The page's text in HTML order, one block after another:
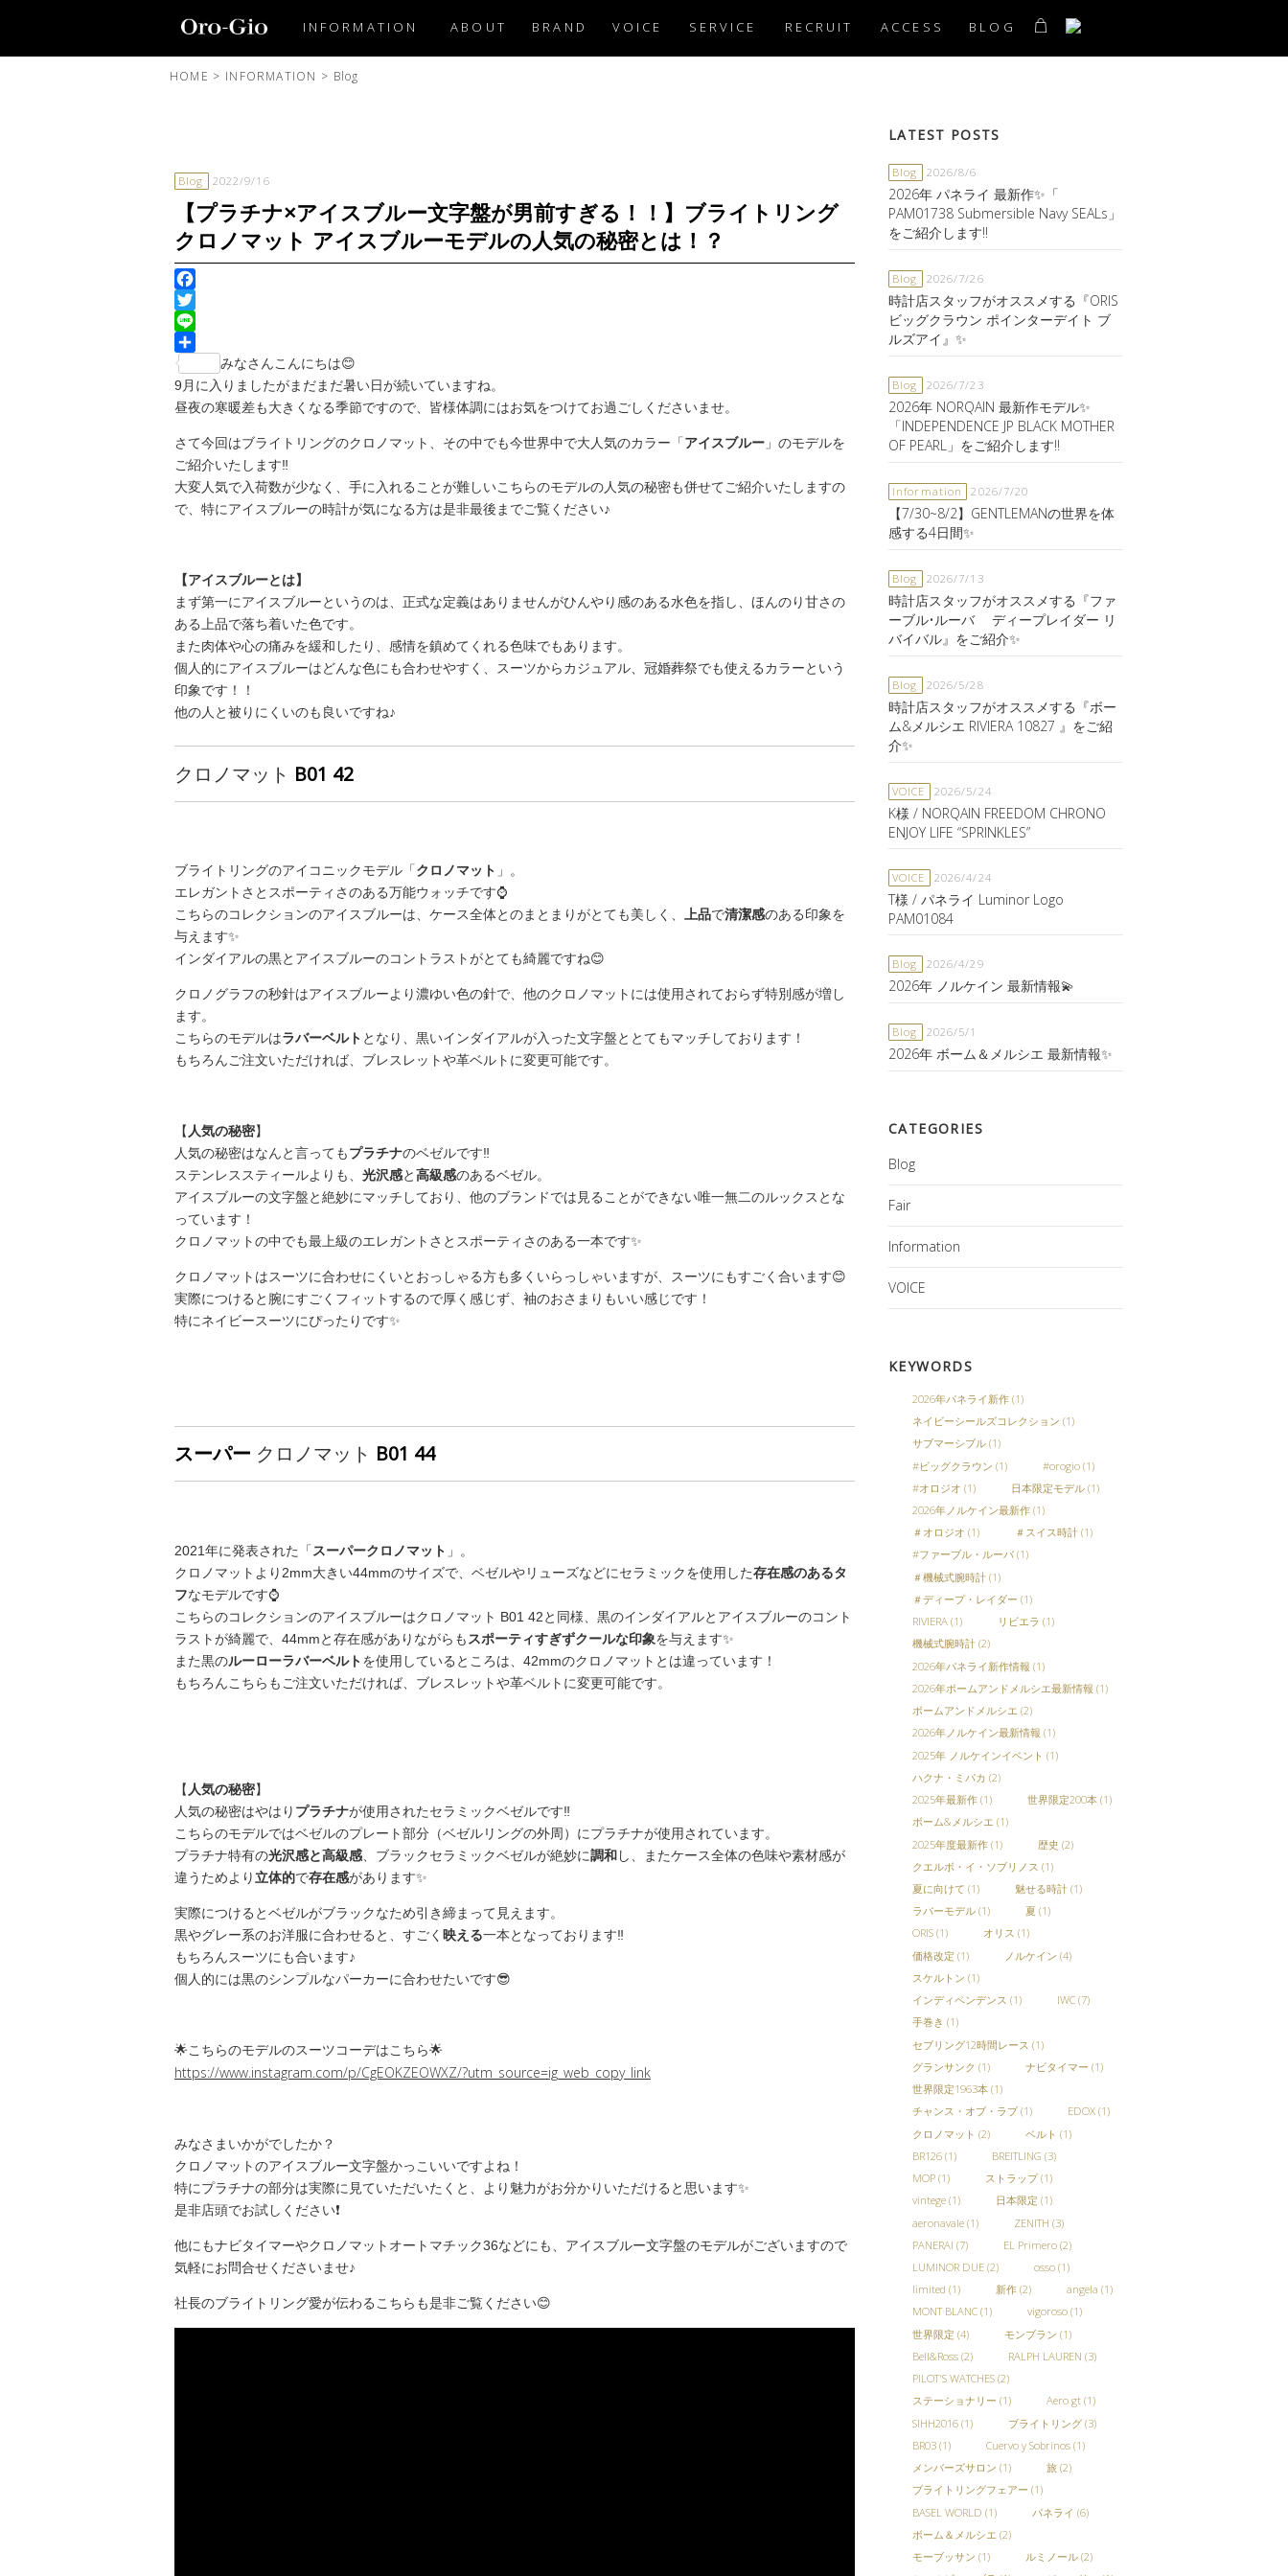
INFORMATION ABOUT BRAND VOICE SERVICE RECRUIT ACCESS BLOG
HOME > INFORMATION > Blog
Blog 2022/9/16
【プラチナ×アイスブルー文字盤が男前すぎる！！】ブライトリング
クロノマット アイスブルーモデルの人気の秘密とは！？
Facebook
Twitter
Line
共
有
みなさんこんにちは😊
9月に入りましたがまだまだ暑い日が続いていますね。
昼夜の寒暖差も大きくなる季節ですので、皆様体調にはお気をつけてお過ごしくださいませ。
さて今回はブライトリングのクロノマット、その中でも今世界中で大人気のカラー「アイスブルー 」のモデルを
ご紹介いたします‼️
大変人気で入荷数が少なく、手に入れることが難しいこちらのモデルの人気の秘密も併せてご紹介いたしますの
で、特にアイスブルーの時計が気になる方は是非最後までご覧ください♪
【アイスブルーとは】
まず第一にアイスブルーというのは、正式な定義はありませんがひんやり感のある水色を指し、ほんのり甘さの
ある上品で落ち着いた色です。
また肉体や心の痛みを緩和したり、感情を鎮めてくれる色味でもあります。
個人的にアイスブルーはどんな色にも合わせやすく、スーツからカジュアル、冠婚葬祭でも使えるカラーという
印象です！！
他の人と被りにくいのも良いですね♪
クロノマット B01 42
ブライトリングのアイコニックモデル「クロノマット 」。
エレガントさとスポーティさのある万能ウォッチです⌚️
こちらのコレクションのアイスブルーは、ケース全体とのまとまりがとても美しく、
上品で清潔感のある印象を
与えます✨
インダイアルの黒とアイスブルーのコントラストがとても綺麗ですね😊
クロノグラフの秒針はアイスブルーより濃ゆい色の針で、他のクロノマットには使用されておらず特別感が増し
ます。
こちらのモデルはラバーベルト となり、黒いインダイアルが入った文字盤ととてもマッチしております！
もちろんご注文いただければ、ブレスレットや革ベルトに変更可能です。
【 人気の秘密】
人気の秘密はなんと言ってもプラチナのベゼルです‼️
ステンレススティールよりも、 光沢感と高級感のあるベゼル。
アイスブルーの文字盤と絶妙にマッチしており、他のブランドでは見ることができない唯一無二のルックスとな
っています！
クロノマットの中でも最上級のエレガントさとスポーティさのある一本です✨
クロノマットはスーツに合わせにくいとおっしゃる方も多くいらっしゃいますが、スーツにもすごく合います😊
実際につけると腕にすごくフィットするので厚く感じず、袖のおさまりもいい感じです！
特にネイビースーツにぴったりです✨
スーパー クロノマット B01 44
2021年に発表された「スーパークロノマット 」。
クロノマットより2mm大きい44mmのサイズで、ベゼルやリューズなどにセラミックを使用した存在感のあるタ
フなモデルです⌚️
こちらのコレクションのアイスブルーはクロノマット B01 42と同様、黒のインダイアルとアイスブルーのコント
ラストが綺麗で、44mmと存在感がありながらも スポーティすぎずクールな印象を与えます✨
また黒のルーローラバーベルトを使用しているところは、42mmのクロノマットとは違っています！
もちろんこちらもご注文いただければ、ブレスレットや革ベルトに変更可能です。
【 人気の秘密】
人気の秘密はやはり プラチナが使用されたセラミックベゼルです‼️
こちらのモデルではベゼルのプレート部分（ベゼルリングの外周）にプラチナが使用されています。
プラチナ特有の光沢感と高級感 、ブラックセラミックベゼルが絶妙に調和し、またケース全体の色味や素材感が
違うためより立体的で存在感があります✨
実際につけるとベゼルがブラックなため引き締まって見えます。
黒やグレー系のお洋服に合わせると、すごく 映える一本となっております‼️
もちろんスーツにも合います♪
個人的には黒のシンプルなパーカーに合わせたいです😎
🌟こちらのモデルのスーツコーデはこちら🌟
https://www.instagram.com/p/CgEOKZEOWXZ/?utm_source=ig_web_copy_link
みなさまいかがでしたか？
クロノマットのアイスブルー文字盤かっこいいですよね！
特にプラチナの部分は実際に見ていただいたくと、より魅力がお分かりいただけると思います✨
是非店頭でお試しください❗️
他にもナビタイマーやクロノマットオートマチック36などにも、アイスブルー文字盤のモデルがございますので
気軽にお問合せくださいませ♪
社長のブライトリング愛が伝わるこちらも是非ご覧ください😊
LATEST POSTS
Blog 2026/8/6
2026年 パネライ 最新作✨「
PAM01738 Submersible Navy SEALs」
をご紹介します‼️
Blog 2026/7/26
時計店スタッフがオススメする『ORIS
ビッグクラウン ポインターデイト ブ
ルズアイ』✨
Blog 2026/7/23
2026年 NORQAIN 最新作モデル✨
「INDEPENDENCE JP BLACK MOTHER
OF PEARL」をご紹介します‼️
Information 2026/7/20
【7/30~8/2】GENTLEMANの世界を体
感する4日間✨
Blog 2026/7/13
時計店スタッフがオススメする『ファ
ーブル•ルーバ ディープレイダー リ
バイバル』をご紹介✨
Blog 2026/5/28
時計店スタッフがオススメする『ボー
ム&メルシエ RIVIERA 10827 』をご紹
介✨
VOICE 2026/5/24
K様 / NORQAIN FREEDOM CHRONO
ENJOY LIFE “SPRINKLES”
VOICE 2026/4/24
T様 / パネライ Luminor Logo
PAM01084
Blog 2026/4/29
2026年 ノルケイン 最新情報💫
Blog 2026/5/1
2026年 ボーム＆メルシエ 最新情報✨
CATEGORIES
Blog
Fair
Information
VOICE
KEYWORDS
2026年パネライ新作(1)
ネイビーシールズコレクション (1)
サブマーシブル(1)
#ビッグクラウン (1) #orogio(1)
#オロジオ (1) 日本限定モデル(1)
2026年ノルケイン最新作(1)
＃オロジオ (1) ＃スイス時計(1)
#ファーブル・ルーバ(1)
＃機械式腕時計(1)
＃ディープ・レイダー (1)
RIVIERA(1) リビエラ (1)
機械式腕時計(2)
2026年パネライ新作情報 (1)
2026年ボームアンドメルシエ最新情報 (1)
ボームアンドメルシエ(2)
2026年ノルケイン最新情報 (1)
2025年 ノルケインイベント (1)
ハクナ・ミパカ (2)
2025年最新作(1) 世界限定200本(1)
ボーム&メルシエ(1)
2025年度最新作(1) 歴史 (2)
クエルボ・イ・ソブリノス (1)
夏に向けて (1) 魅せる時計(1)
ラバーモデル(1) 夏 (1)
ORIS(1) オリス (1)
価格改定 (1) ノルケイン (4)
スケルトン (1)
インディペンデンス (1) IWC(7)
手巻き (1)
セブリング12時間レース (1)
グランサンク (1) ナビタイマー (1)
世界限定1963本(1)
チャンス・オブ・ラブ(1) EDOX(1)
クロノマット (2) ベルト (1)
BR126(1) BREITLING (3)
MOP(1) ストラップ(1)
vintege(1) 日本限定 (1)
aeronavale(1) ZENITH (3)
PANERAI (7) EL Primero(2)
LUMINOR DUE(2) osso(1)
limited (1) 新作(2) angela (1)
MONT BLANC(1) vigoroso(1)
世界限定 (4) モンブラン (1)
Bell&Ross(2) RALPH LAUREN (3)
PILOT'S WATCHES(2)
ステーショナリー (1) Aero gt(1)
SIHH2016(1) ブライトリング(3)
BR03(1) Cuervo y Sobrinos(1)
メンバーズサロン (1) 旅(2)
ブライトリングフェアー (1)
BASEL WORLD (1) パネライ (6)
ボーム＆メルシエ (2)
モーブッサン (1) ルミノール(2)